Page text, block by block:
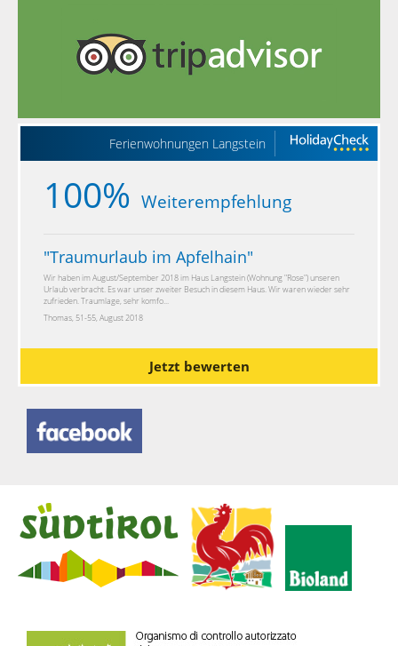
Ferienwohnungen Langstein
100% Weiterempfehlung
"Traumurlaub im Apfelhain"
Wir haben im August/September 2018 im Haus Langstein (Wohnung "Rose") unseren
Urlaub verbracht. Es war unser zweiter Besuch in diesem Haus. Wir waren wieder sehr
zufrieden. Traumlage, sehr komfo...
Thomas, 51-55, August 2018
Jetzt bewerten